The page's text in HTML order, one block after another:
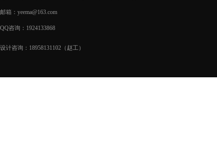
邮箱：yeema@163.com
QQ咨询：1924133868
设计咨询：18958131102（赵工）